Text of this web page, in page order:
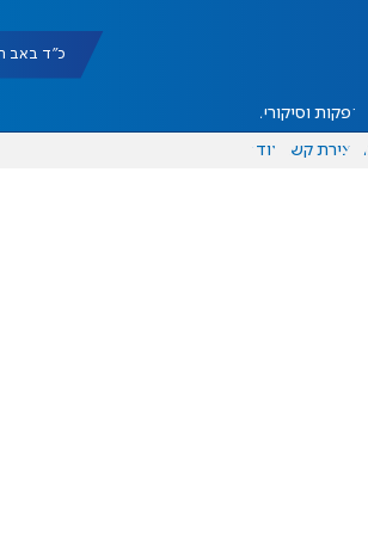
כ"ד באב תשפ"ו
הפקות וסיקורים
יצירת קשר עוד